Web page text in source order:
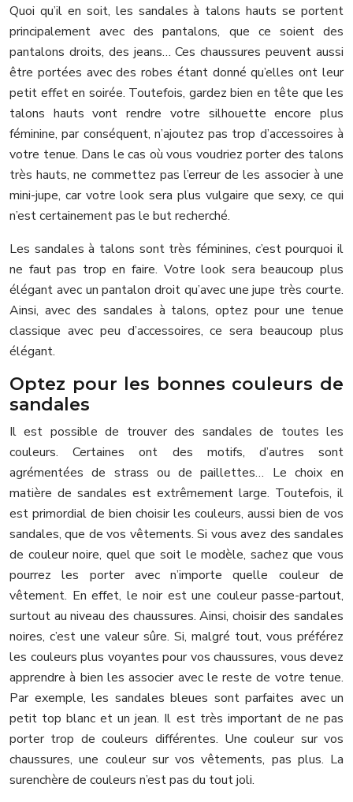
Quoi qu’il en soit, les sandales à talons hauts se portent
principalement avec des pantalons, que ce soient des
pantalons droits, des jeans… Ces chaussures peuvent aussi
être portées avec des robes étant donné qu’elles ont leur
petit effet en soirée. Toutefois, gardez bien en tête que les
talons hauts vont rendre votre silhouette encore plus
féminine, par conséquent, n’ajoutez pas trop d’accessoires à
votre tenue. Dans le cas où vous voudriez porter des talons
très hauts, ne commettez pas l’erreur de les associer à une
mini-jupe, car votre look sera plus vulgaire que sexy, ce qui
n’est certainement pas le but recherché.
Les sandales à talons sont très féminines, c’est pourquoi il
ne faut pas trop en faire. Votre look sera beaucoup plus
élégant avec un pantalon droit qu’avec une jupe très courte.
Ainsi, avec des sandales à talons, optez pour une tenue
classique avec peu d’accessoires, ce sera beaucoup plus
élégant.
Optez pour les bonnes couleurs de
sandales
Il est possible de trouver des sandales de toutes les
couleurs. Certaines ont des motifs, d’autres sont
agrémentées de strass ou de paillettes… Le choix en
matière de sandales est extrêmement large. Toutefois, il
est primordial de bien choisir les couleurs, aussi bien de vos
sandales, que de vos vêtements. Si vous avez des sandales
de couleur noire, quel que soit le modèle, sachez que vous
pourrez les porter avec n’importe quelle couleur de
vêtement. En effet, le noir est une couleur passe-partout,
surtout au niveau des chaussures. Ainsi, choisir des sandales
noires, c’est une valeur sûre. Si, malgré tout, vous préférez
les couleurs plus voyantes pour vos chaussures, vous devez
apprendre à bien les associer avec le reste de votre tenue.
Par exemple, les sandales bleues sont parfaites avec un
petit top blanc et un jean. Il est très important de ne pas
porter trop de couleurs différentes. Une couleur sur vos
chaussures, une couleur sur vos vêtements, pas plus. La
surenchère de couleurs n’est pas du tout joli.